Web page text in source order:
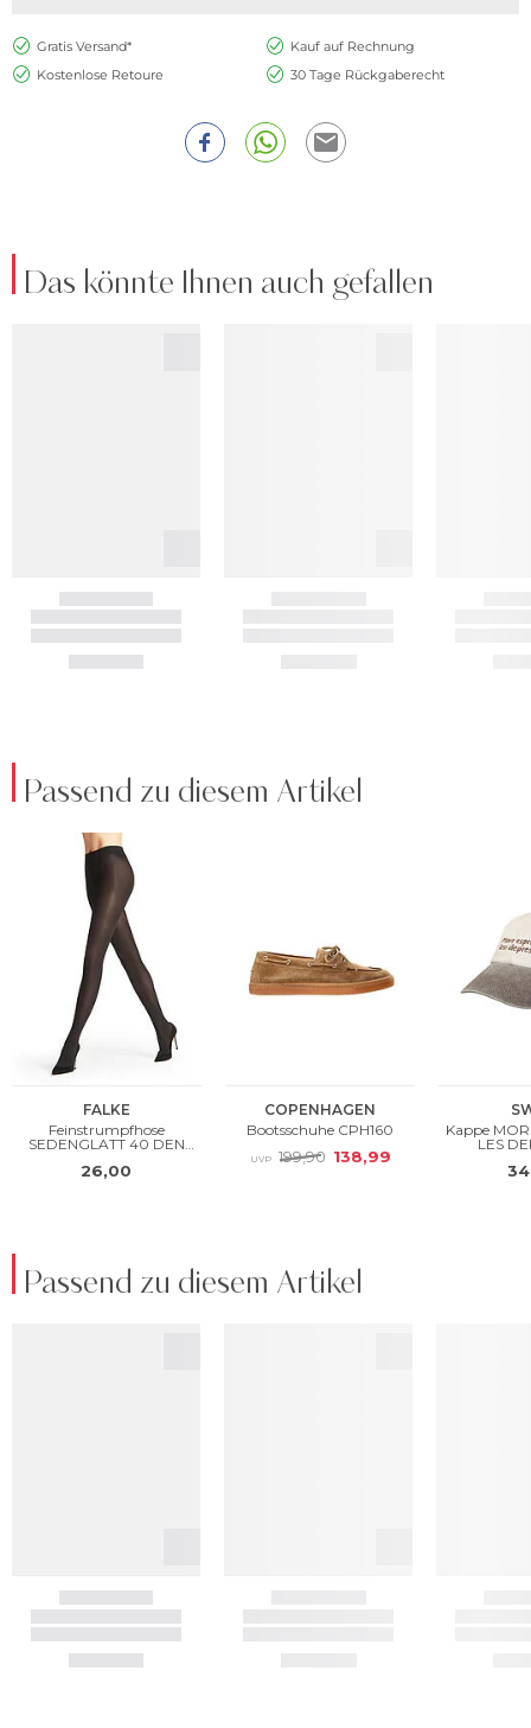
Gratis Versand*
Kauf auf Rechnung
Kostenlose Retoure
30 Tage Rückgaberecht
Das könnte Ihnen auch gefallen
Passend zu diesem Artikel
Passend zu diesem Artikel